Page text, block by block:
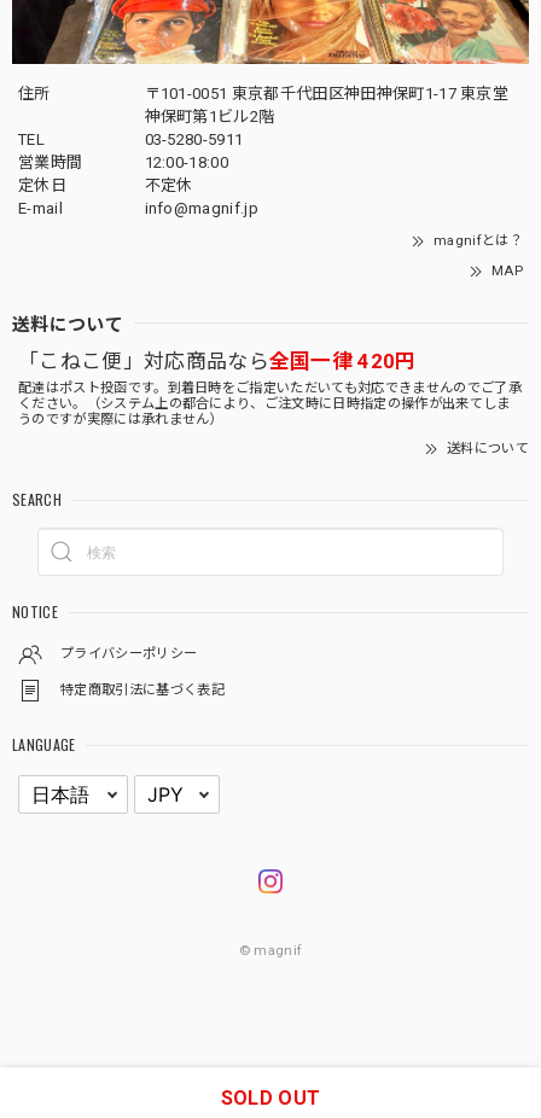
住所
〒101-0051 東京都千代田区神田神保町1-17 東京堂
神保町第1ビル2階
TEL
03-5280-5911
営業時間
12:00-18:00
定休日
不定休
E-mail
info@magnif.jp
magnifとは？
MAP
送料について
「こねこ便」対応商品なら全国一律 420円
配達はポスト投函です。到着日時をご指定いただいても対応できませんのでご了承
ください。（システム上の都合により、ご注文時に日時指定の操作が出来てしま
うのですが実際には承れません）
送料について
SEARCH
NOTICE
プライバシーポリシー
特定商取引法に基づく表記
LANGUAGE
© magnif
SOLD OUT